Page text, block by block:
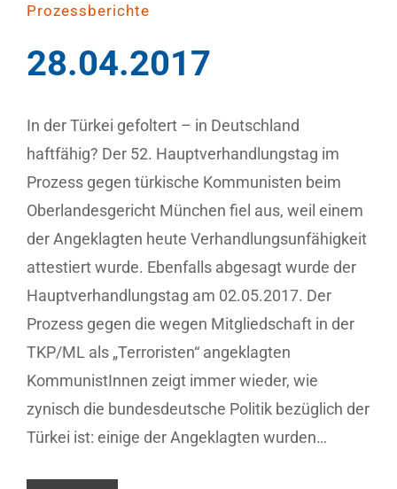
Prozessberichte
28.04.2017
In der Türkei gefoltert – in Deutschland
haftfähig? Der 52. Hauptverhandlungstag im
Prozess gegen türkische Kommunisten beim
Oberlandesgericht München fiel aus, weil einem
der Angeklagten heute Verhandlungsunfähigkeit
attestiert wurde. Ebenfalls abgesagt wurde der
Hauptverhandlungstag am 02.05.2017. Der
Prozess gegen die wegen Mitgliedschaft in der
TKP/ML als „Terroristen“ angeklagten
KommunistInnen zeigt immer wieder, wie
zynisch die bundesdeutsche Politik bezüglich der
Türkei ist: einige der Angeklagten wurden…